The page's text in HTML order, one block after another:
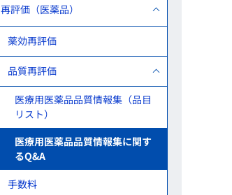
再評価（医薬品）
薬効再評価
品質再評価
医療用医薬品品質情報集（品目
リスト）
医療用医薬品品質情報集に関す
るQ&A
手数料